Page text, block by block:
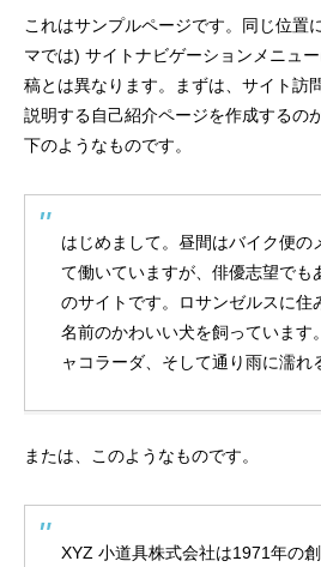
これはサンプルページです。同じ位置
マでは) サイトナビゲーションメニュ
稿とは異なります。まずは、サイト訪
説明する自己紹介ページを作成するの
下のようなものです。
はじめまして。昼間はバイク便の
て働いていますが、俳優志望でも
のサイトです。ロサンゼルスに住
名前のかわいい犬を飼っています
ャコラーダ、そして通り雨に濡れ
または、このようなものです。
XYZ 小道具株式会社は1971年の